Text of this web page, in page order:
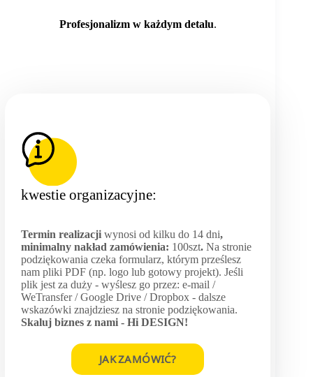
Profesjonalizm w każdym detalu.
kwestie organizacyjne:
Termin realizacji wynosi od kilku do 14 dni,
minimalny nakład zamówienia: 100szt. Na stronie
podziękowania czeka formularz, którym prześlesz
nam pliki PDF (np. logo lub gotowy projekt). Jeśli
plik jest za duży - wyślesz go przez: e-mail /
WeTransfer / Google Drive / Dropbox - dalsze
wskazówki znajdziesz na stronie podziękowania.
Skaluj biznes z nami - Hi DESIGN!
JAK ZAMÓWIĆ?